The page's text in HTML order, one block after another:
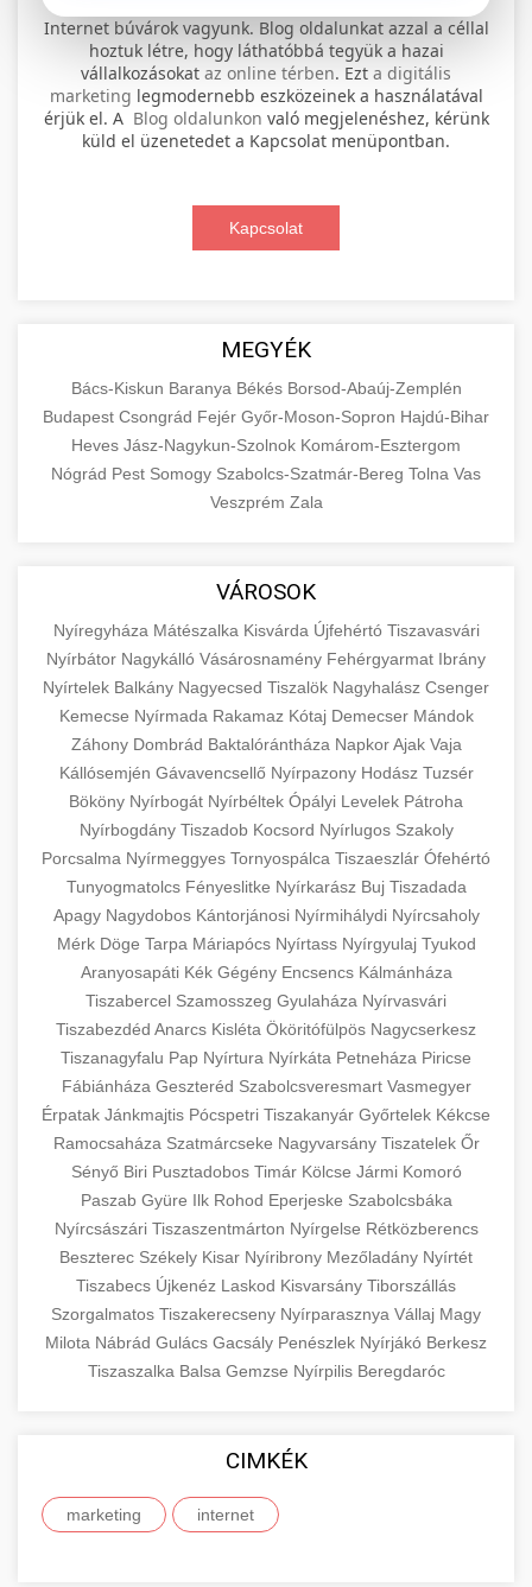
szervíz
+
Professional electric scooter repair and
maintenance services. Expert technicians
provide quality service for all major brands and
Visit Service Center
📊 2. online marketing
ügynökség
+
Comprehensive online marketing services
including SEO, social media management, and
aimarketingugynokseg.hu
digital agency services
🛴 3. legjobb elektromos roller
Compare top models, features, and prices to
View Top Models e-scooter reviews
🔗 4. prémium linképítés
High-quality backlink acquisition services to
boost your website's authority and search
engine rankings. White-hat techniques only.
📦 5. termékek és
szolgáltatások
+
economics and business. Learn about product
types and service categories.
en.wikipedia.org economic concepts
💶 6. eus pénzek
🚀 8. seo ügynökség +
Expert search engine optimization services to
improve your website's visibility and organic
traffic. Technical SEO, content optimization,
and more.
onlinemarketing101.biz
search optimization experts
💎 9. mellplasztika +
Professional breast augmentation services
with experienced surgeons. Learn about
procedures, recovery, and consultation options
for cosmetic enhancement.
szeptest.com cosmetic breast surgery
✨ 10. hasplasztika +
Expert tummy tuck procedures to achieve a
flatter, more toned abdomen. Consultation
with certified plastic surgeons and
comprehensive aftercare.
szeptest.com
abdomen contouring surgery
👁️ szemhejplasztika +
Professional blepharoplasty procedures to
refresh your appearance. Upper and lower
eyelid surgery with experienced cosmetic
surgeons.
szeptest.com eyelid cosmetic procedure
📈 Paciensek Számának
Növelése
+
Case study showcasing 150% increase in
patient consultations through strategic
marketing. Learn proven methods for clinic
growth.
gildedeu.org clinic patient growth
🏥 Klinika Sikere
Esettanulmány
+
Detailed analysis of successful clinic strategies
resulting in significant patient acquisition
improvements and practice expansion.
checkmydentist.com
🤖 AI Marketing Bejelentkezés +
Discover how AI-driven marketing strategies
increased patient registrations by 150%.
life3.net AI marketing results
🎯 Praxis Felfuttatása +
practice. Proven strategies for patient
acquisition, retention, and practice
development.
Növekedés
Internet búvárok vagyunk. Blog oldalunkat azzal a céllal
hoztuk létre, hogy láthatóbbá tegyük a hazai
vállalkozásokat az online térben. Ezt a digitális
marketing legmodernebb eszközeinek a használatával
érjük el. A Blog oldalunkon való megjelenéshez, kérünk
küld el üzenetedet a Kapcsolat menüpontban.
Kapcsolat
MEGYÉK
Bács-Kiskun Baranya Békés Borsod-Abaúj-Zemplén
Budapest Csongrád Fejér Győr-Moson-Sopron Hajdú-Bihar
Heves Jász-Nagykun-Szolnok Komárom-Esztergom
Nógrád Pest Somogy Szabolcs-Szatmár-Bereg Tolna Vas
Veszprém Zala
VÁROSOK
Nyíregyháza Mátészalka Kisvárda Újfehértó Tiszavasvári
Nyírbátor Nagykálló Vásárosnamény Fehérgyarmat Ibrány
Nyírtelek Balkány Nagyecsed Tiszalök Nagyhalász Csenger
Kemecse Nyírmada Rakamaz Kótaj Demecser Mándok
Záhony Dombrád Baktalórántháza NapkorAjak Vaja
Kállósemjén Gávavencsellő Nyírpazony Hodász Tuzsér
Bököny Nyírbogát Nyírbéltek Ópályi Levelek Pátroha
Nyírbogdány Tiszadob Kocsord Nyírlugos Szakoly
Porcsalma Nyírmeggyes Tornyospálca Tiszaeszlár Ófehértó
Tunyogmatolcs Fényeslitke Nyírkarász Buj Tiszadada
Apagy Nagydobos Kántorjánosi Nyírmihálydi Nyírcsaholy
Mérk Döge Tarpa Máriapócs Nyírtass Nyírgyulaj Tyukod
Aranyosapáti Kék Gégény Encsencs Kálmánháza
Tiszabercel Szamosszeg Gyulaháza Nyírvasvári
Tiszabezdéd Anarcs Kisléta Ököritófülpös Nagycserkesz
Tiszanagyfalu Pap Nyírtura Nyírkáta Petneháza Piricse
Fábiánháza Geszteréd Szabolcsveresmart Vasmegyer
Érpatak Jánkmajtis Pócspetri Tiszakanyár Győrtelek Kékcse
Ramocsaháza Szatmárcseke Nagyvarsány Tiszatelek Őr
Sényő Biri Pusztadobos Timár Kölcse Jármi Komoró
Paszab Gyüre Ilk Rohod Eperjeske Szabolcsbáka
Nyírcsászári Tiszaszentmárton Nyírgelse Rétközberencs
Beszterec Székely Kisar Nyíribrony Mezőladány Nyírtét
Tiszabecs Újkenéz Laskod Kisvarsány Tiborszállás
Szorgalmatos Tiszakerecseny Nyírparasznya Vállaj Magy
Milota Nábrád Gulács Gacsály Penészlek Nyírjákó Berkesz
Tiszaszalka Balsa Gemzse Nyírpilis Beregdaróc
CIMKÉK
marketing internet